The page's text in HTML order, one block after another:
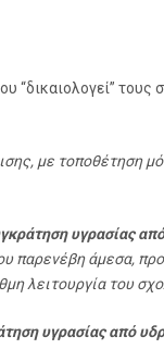
“δικαιολογεί”
με
υγρασίας
παρενέβη άμεσα,
λειτουργία του
υγρασίας από